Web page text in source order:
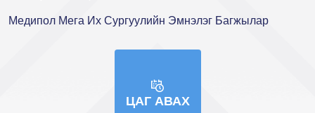
Медипол Мега Их Сургуулийн Эмнэлэг Багжылар
ЦАГ АВАХ